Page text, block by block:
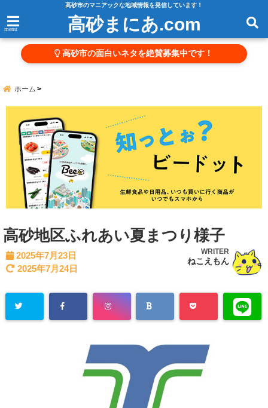
高砂市のマニアックな地域情報を発信しています！
menu 高砂まにあ.com
高砂市の面白いネタを絶賛募集中です！
ホーム
高砂地区ふれあい夏まつり様子
2025年7月23日
2025年7月24日
WRITER
ねこえもん